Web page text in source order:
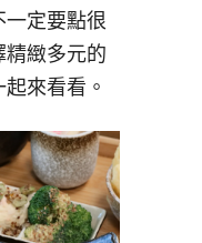
一定要點很
精緻多元的
來看看。